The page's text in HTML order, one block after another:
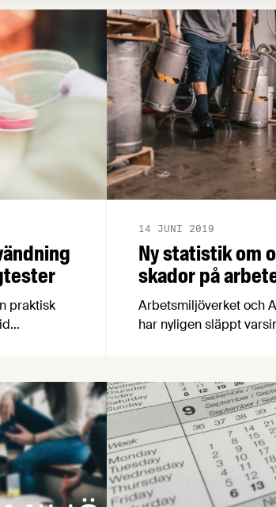
praktisk
Ny statistik om
skador på
14 JUNI 2019
Arbetsmiljöverket och
har nyligen släppt
sjukskrivningar
allvarliga
samma nivå som de